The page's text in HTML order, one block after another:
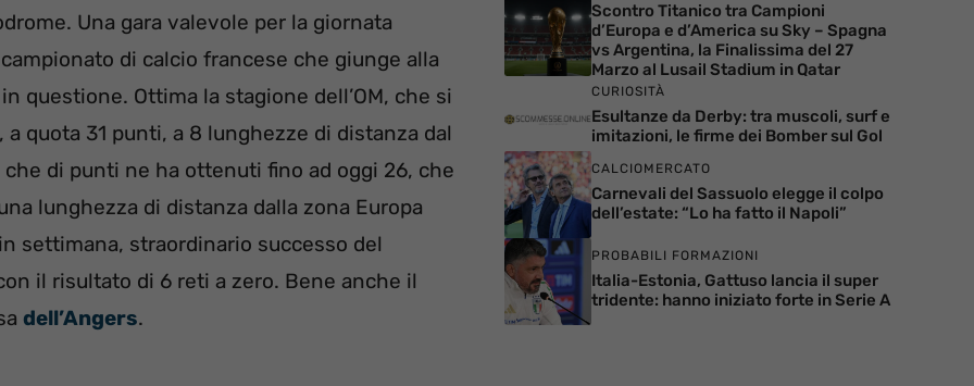
Una gara valevole per la giornata
di calcio francese che giunge alla
questione. Ottima la stagione dell’OM, che si
quota 31 punti, a 8 lunghezze di distanza dal
di punti ne ha ottenuti fino ad oggi 26, che
lunghezza di distanza dalla zona Europa
settimana, straordinario successo del
il risultato di 6 reti a zero. Bene anche il
dell’Angers.
Scontro Titanico tra Campioni
d’Europa e d’America su Sky – Spagna
vs Argentina, la Finalissima del 27
Marzo al Lusail Stadium in Qatar
CURIOSITÀ
Esultanze da Derby: tra muscoli, surf e
imitazioni, le firme dei Bomber sul Gol
CALCIOMERCATO
Carnevali del Sassuolo elegge il colpo
dell’estate: “Lo ha fatto il Napoli”
PROBABILI FORMAZIONI
Italia-Estonia, Gattuso lancia il super
tridente: hanno iniziato forte in Serie A